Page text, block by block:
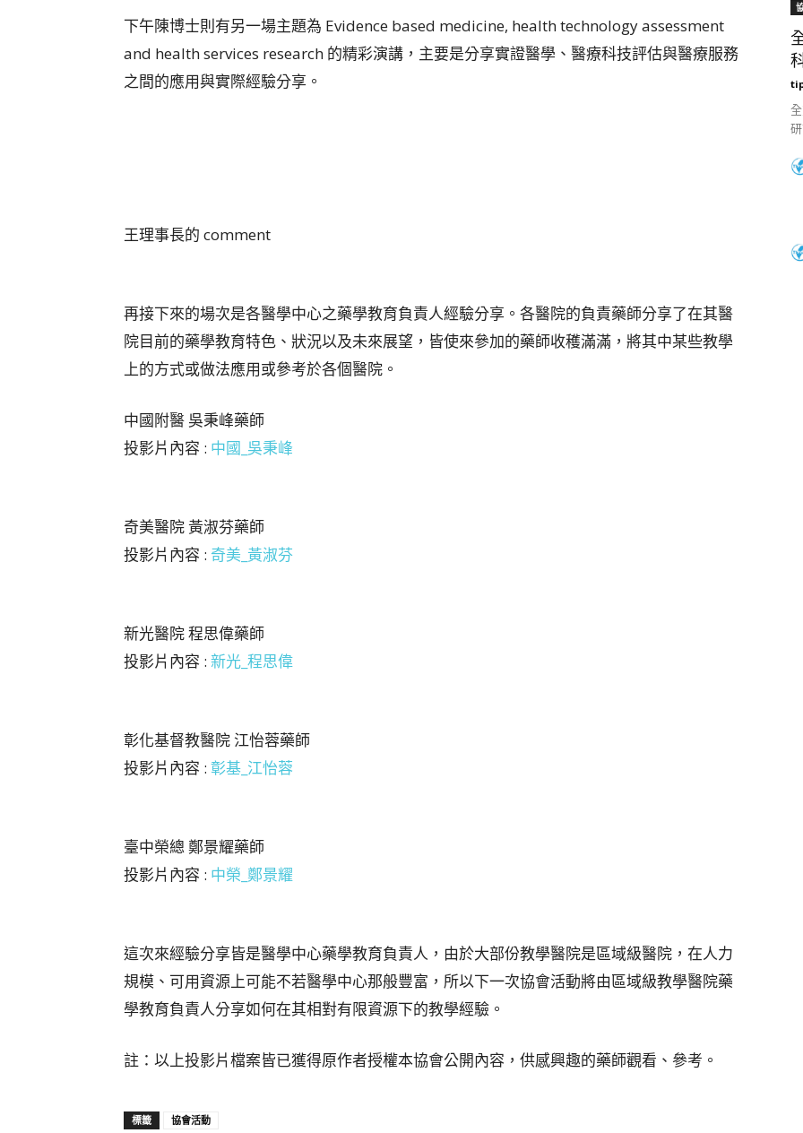
下午陳博士則有另一場主題為 Evidence based medicine, health technology assessment
and health services research 的精彩演講，主要是分享實證醫學、醫療科技評估與醫療服務
之間的應用與實際經驗分享。
王理事長的 comment
再接下來的場次是各醫學中心之藥學教育負責人經驗分享。各醫院的負責藥師分享了在其醫
院目前的藥學教育特色、狀況以及未來展望，皆使來參加的藥師收穫滿滿，將其中某些教學
上的方式或做法應用或參考於各個醫院。
中國附醫 吳秉峰藥師
投影片內容 : 中國_吳秉峰
奇美醫院 黃淑芬藥師
投影片內容 : 奇美_黃淑芬
新光醫院 程思偉藥師
投影片內容 : 新光_程思偉
彰化基督教醫院 江怡蓉藥師
投影片內容 : 彰基_江怡蓉
臺中榮總 鄭景耀藥師
投影片內容 : 中榮_鄭景耀
這次來經驗分享皆是醫學中心藥學教育負責人，由於大部份教學醫院是區域級醫院，在人力
規模、可用資源上可能不若醫學中心那般豐富，所以下一次協會活動將由區域級教學醫院藥
學教育負責人分享如何在其相對有限資源下的教學經驗。
註：以上投影片檔案皆已獲得原作者授權本協會公開內容，供感興趣的藥師觀看、參考。
標籤 協會活動